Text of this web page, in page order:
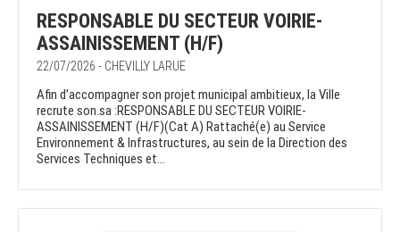
RESPONSABLE DU SECTEUR VOIRIE-
ASSAINISSEMENT (H/F)
22/07/2026 - CHEVILLY LARUE
Afin d’accompagner son projet municipal ambitieux, la Ville
recrute son.sa :RESPONSABLE DU SECTEUR VOIRIE-
ASSAINISSEMENT (H/F)(Cat A) Rattaché(e) au Service
Environnement & Infrastructures, au sein de la Direction des
Services Techniques et...